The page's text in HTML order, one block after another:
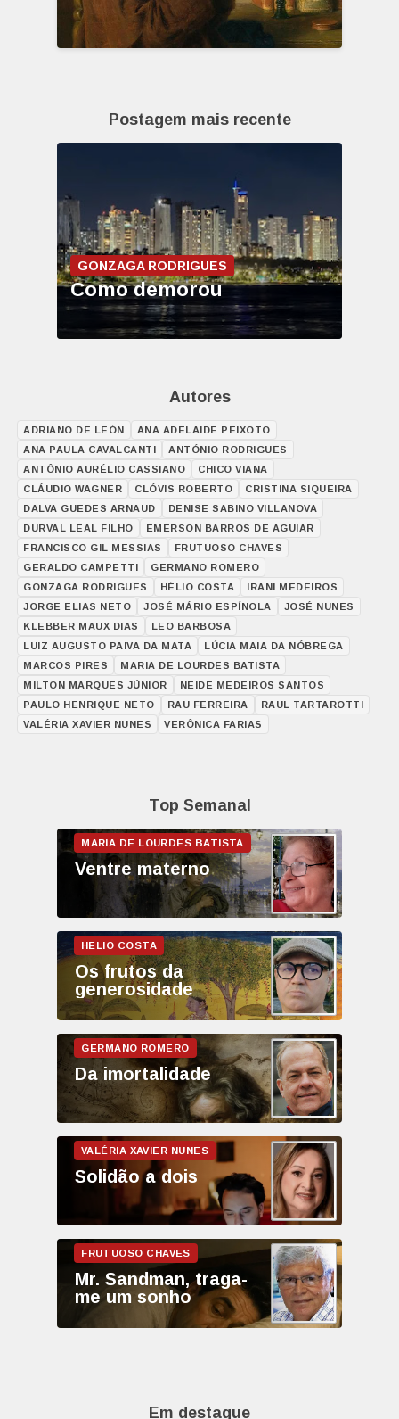
Postagem mais recente
GONZAGA RODRIGUES
Como demorou
Autores
ADRIANO DE LEÓN
ANA ADELAIDE PEIXOTO
ANA PAULA CAVALCANTI
ANTÓNIO RODRIGUES
ANTÔNIO AURÉLIO CASSIANO
CHICO VIANA
CLÁUDIO WAGNER
CLÓVIS ROBERTO
CRISTINA SIQUEIRA
DALVA GUEDES ARNAUD
DENISE SABINO VILLANOVA
DURVAL LEAL FILHO
EMERSON BARROS DE AGUIAR
FRANCISCO GIL MESSIAS
FRUTUOSO CHAVES
GERALDO CAMPETTI
GERMANO ROMERO
GONZAGA RODRIGUES
HÉLIO COSTA
IRANI MEDEIROS
JORGE ELIAS NETO
JOSÉ MÁRIO ESPÍNOLA
JOSÉ NUNES
KLEBBER MAUX DIAS
LEO BARBOSA
LUIZ AUGUSTO PAIVA DA MATA
LÚCIA MAIA DA NÓBREGA
MARCOS PIRES
MARIA DE LOURDES BATISTA
MILTON MARQUES JÚNIOR
NEIDE MEDEIROS SANTOS
PAULO HENRIQUE NETO
RAU FERREIRA
RAUL TARTAROTTI
VALÉRIA XAVIER NUNES
VERÔNICA FARIAS
Top Semanal
Ventre materno
Os frutos da
generosidade
Da imortalidade
Solidão a dois
Mr. Sandman, traga-
me um sonho
Em destaque